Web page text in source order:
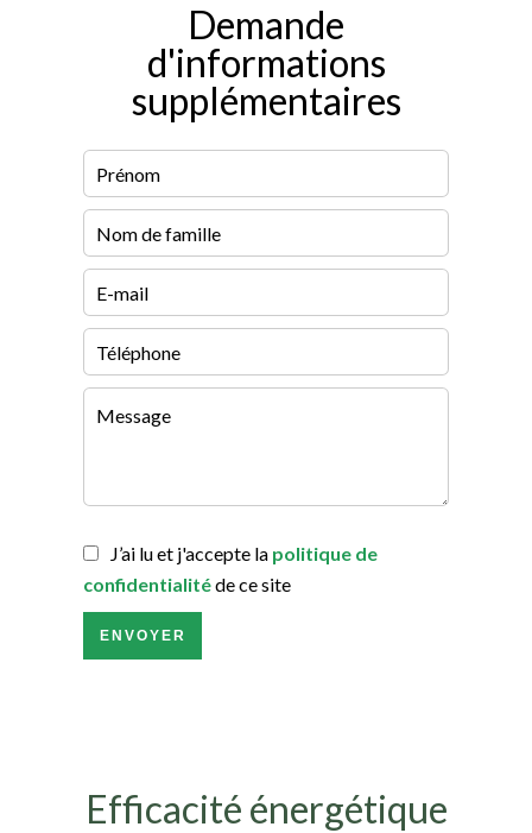
Demande
d'informations
supplémentaires
J’ai lu et j'accepte la politique de
confidentialitéde ce site
ENVOYER
Efficacité énergétique